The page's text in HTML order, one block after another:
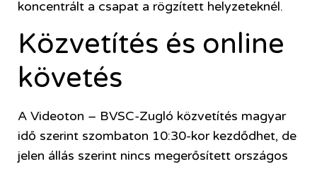
koncentrált a csapat a rögzített helyzeteknél.
Közvetítés és online
követés
A Videoton – BVSC-Zugló közvetítés magyar
idő szerint szombaton 10:30-kor kezdődhet, de
jelen állás szerint nincs megerősített országos